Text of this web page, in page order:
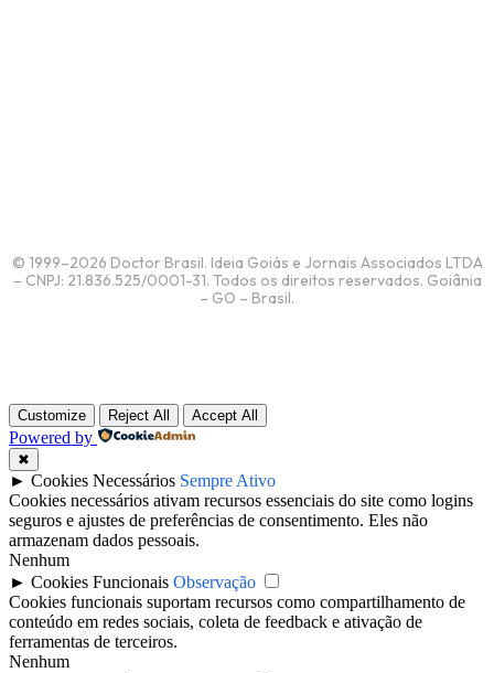
© 1999–2026 Doctor Brasil. Ideia Goiás e Jornais Associados LTDA
– CNPJ: 21.836.525/0001-31. Todos os direitos reservados. Goiânia
– GO – Brasil.
Customize Reject All Accept All
Powered by
✖
► Cookies Necessários Sempre Ativo
Cookies necessários ativam recursos essenciais do site como logins
seguros e ajustes de preferências de consentimento. Eles não
armazenam dados pessoais.
Nenhum
► Cookies Funcionais Observação
Cookies funcionais suportam recursos como compartilhamento de
conteúdo em redes sociais, coleta de feedback e ativação de
ferramentas de terceiros.
Nenhum